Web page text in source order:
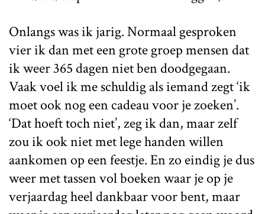
Onlangs was ik jarig. Normaal gesproken
vier ik dan met een grote groep mensen dat
ik weer 365 dagen niet ben doodgegaan.
Vaak voel ik me schuldig als iemand zegt ‘ik
moet ook nog een cadeau voor je zoeken’.
‘Dat hoeft toch niet’, zeg ik dan, maar zelf
zou ik ook niet met lege handen willen
aankomen op een feestje. En zo eindig je dus
weer met tassen vol boeken waar je op je
verjaardag heel dankbaar voor bent, maar